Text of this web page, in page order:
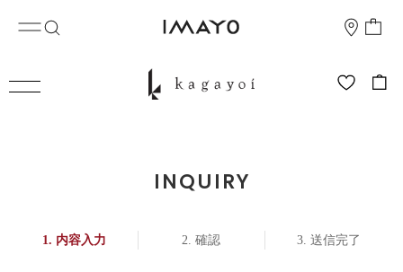
INQUIRY
内容入力 確認 送信完了